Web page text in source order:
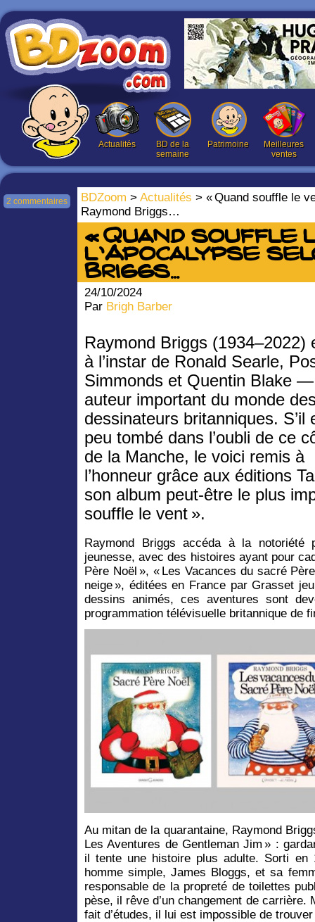
Actualités
BD de la
semaine
Patrimoine
Meilleures
ventes
BDZoom > Actualités > « Quand souffle le
Raymond Briggs…
2 commentaires
« Quand souffle
l’Apocalypse
Briggs…
24/10/2024
Par Brigh Barber
Raymond Briggs
à l’instar de Ronald Searle,
Simmonds et Quentin Blake
auteur important du monde
dessinateurs britanniques. S’il
peu tombé dans l’oubli de ce
de la Manche, le voici remis à
l’honneur grâce aux éditions
son album peut-être le plus
souffle le vent ».
Raymond Briggs accéda à la
jeunesse, avec des histoires ayant pour
Père Noël », « Les Vacances du sacré
neige », éditées en France par Grasset
dessins animés, ces aventures sont
programmation télévisuelle britannique de
Au mitan de la quarantaine, Raymond
Les Aventures de Gentleman Jim » :
il tente une histoire plus adulte. Sorti en
homme simple, James Bloggs, et sa
responsable de la propreté de toilettes
pèse, il rêve d’un changement de carrière.
fait d’études, il lui est impossible de